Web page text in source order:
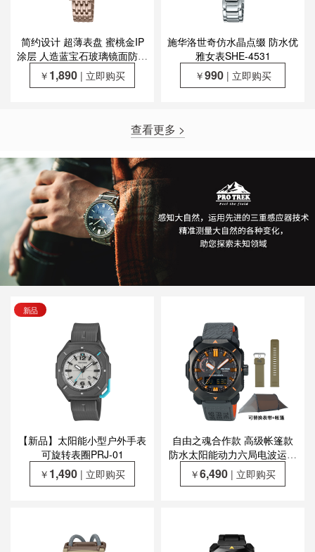
简约设计 超薄表盘 蜜桃金IP
涂层 人造蓝宝石玻璃镜面防水
优雅女表SHS-D300CG/SHS-
D400CG
￥ 1,890 | 立即购买
施华洛世奇仿水晶点缀 防水优
雅女表SHE-4531
￥990 | 立即购买
查看更多 >
新品
【新品】太阳能小型户外手表
可旋转表圈PRJ-01
￥ 1,490 | 立即购买
自由之魂合作款 高级帐篷款
防水太阳能动力六局电波运动
男表PRW-6900TFS-1PRT
￥6,490 | 立即购买